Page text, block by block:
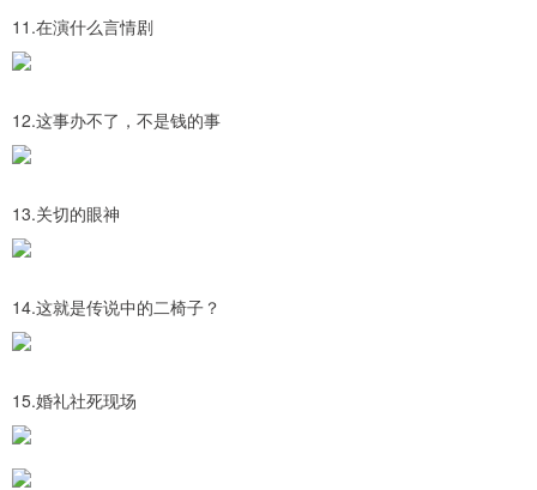
11.在演什么言情剧
12.这事办不了，不是钱的事
13.关切的眼神
14.这就是传说中的二椅子？
15.婚礼社死现场